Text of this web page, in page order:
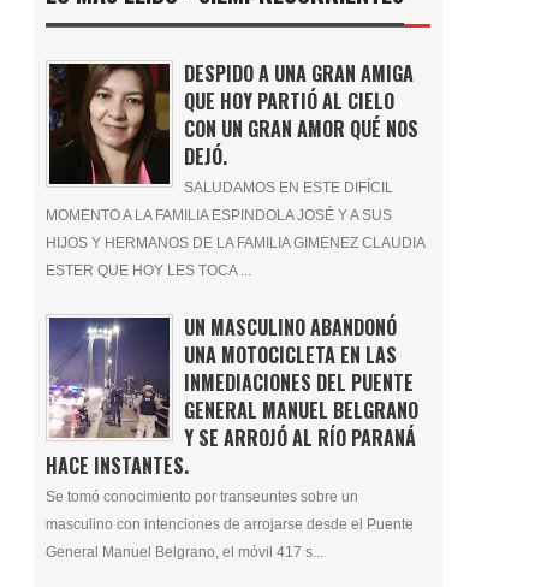
DESPIDO A UNA GRAN AMIGA
QUE HOY PARTIÓ AL CIELO
CON UN GRAN AMOR QUÉ NOS
DEJÓ.
SALUDAMOS EN ESTE DIFÍCIL
MOMENTO A LA FAMILIA ESPINDOLA JOSÉ Y A SUS
HIJOS Y HERMANOS DE LA FAMILIA GIMENEZ CLAUDIA
ESTER QUE HOY LES TOCA ...
UN MASCULINO ABANDONÓ
UNA MOTOCICLETA EN LAS
INMEDIACIONES DEL PUENTE
GENERAL MANUEL BELGRANO
Y SE ARROJÓ AL RÍO PARANÁ
HACE INSTANTES.
Se tomó conocimiento por transeuntes sobre un
masculino con intenciones de arrojarse desde el Puente
General Manuel Belgrano, el móvil 417 s...